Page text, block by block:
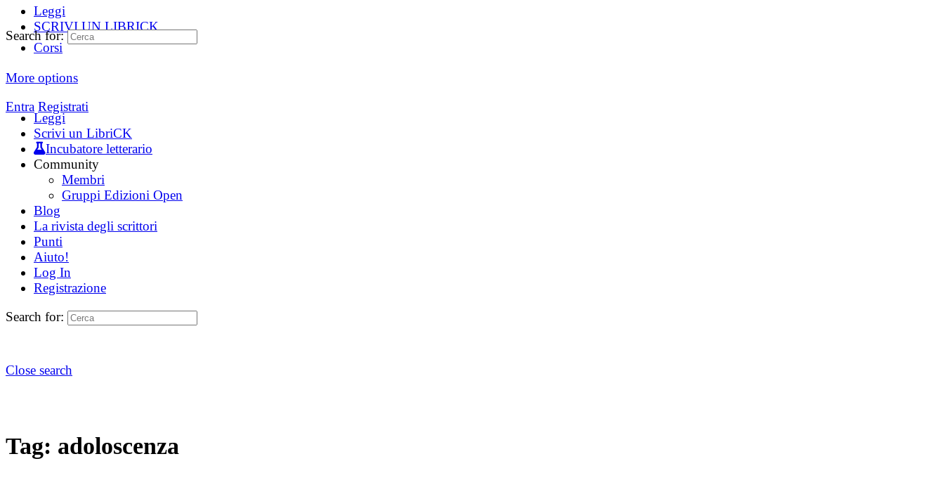
Leggi
SCRIVI UN LIBRICK
Corsi
More options
Entra Registrati
Search for:
Leggi
Scrivi un LibriCK
Incubatore letterario
Community
Membri
Gruppi Edizioni Open
Blog
La rivista degli scrittori
Punti
Aiuto!
Log In
Registrazione
Search for:
Close search
Tag: adoloscenza